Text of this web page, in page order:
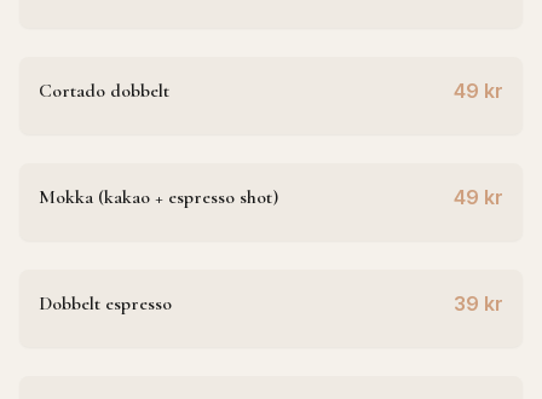
Cortado dobbelt 49 kr
Mokka (kakao + espresso shot) 49 kr
Dobbelt espresso 39 kr